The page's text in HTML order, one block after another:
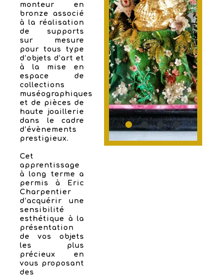
monteur en
bronze associé
à la réalisation
de supports
sur mesure
pour tous type
d’objets d’art et
à la mise en
espace de
collections
muséographiques
et de pièces de
haute joaillerie
dans le cadre
d’évènements
prestigieux.
Cet
apprentissage
à long terme a
permis à Eric
Charpentier
d’acquérir une
sensibilité
esthétique à la
présentation
de vos objets
les plus
précieux en
vous proposant
des